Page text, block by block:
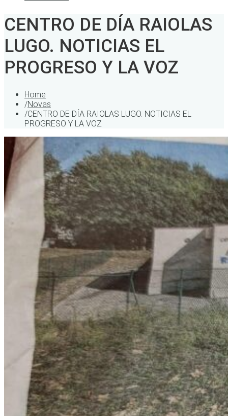
CENTRO DE DÍA RAIOLAS
LUGO. NOTICIAS EL
PROGRESO Y LA VOZ
Home
/Novas
/CENTRO DE DÍA RAIOLAS LUGO. NOTICIAS EL
PROGRESO Y LA VOZ